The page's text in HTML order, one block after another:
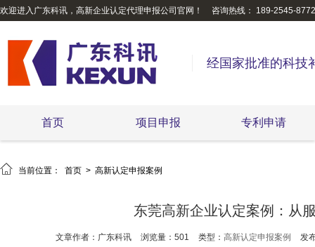
欢迎进入广东科讯，高新企业认定代理申报公司官网！ 咨询热线： 189-2545-8772
经国家批准的科技
首页 项目申报 专利申请
 当前位置： 首页 > 高新认定申报案例
东莞高新企业认定案例：从
文章作者：广东科讯 浏览量：501 类型： 高新认定申报案例 发